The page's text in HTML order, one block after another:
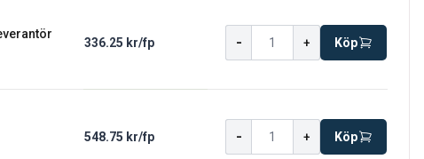
336.25 kr/fp - + Köp
548.75 kr/fp - + Köp